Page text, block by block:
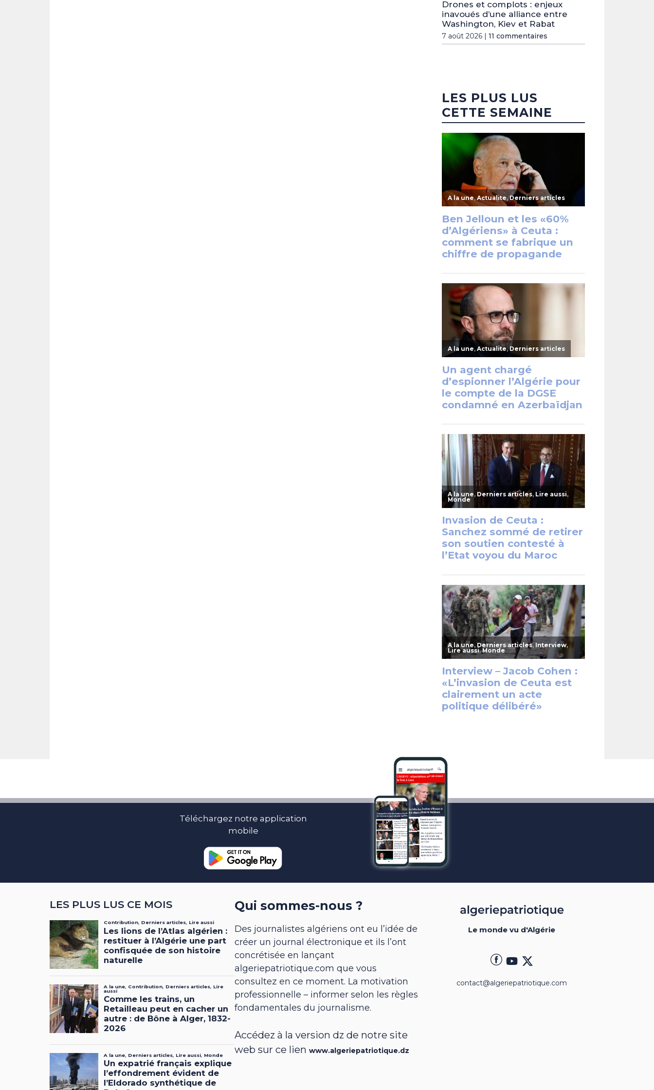
Drones et complots : enjeux
inavoués d’une alliance entre
Washington, Kiev et Rabat
7 août 2026 | 11 commentaires
LES PLUS LUS
CETTE SEMAINE
Téléchargez notre application
mobile
LES PLUS LUS CE MOIS Qui sommes-nous ?
Des journalistes algériens ont eu l’idée de
créer un journal électronique et ils l’ont
concrétisée en lançant
algeriepatriotique.com que vous
consultez en ce moment. La motivation
professionnelle – informer selon les règles
fondamentales du journalisme.
Accédez à la version dz de notre site
web sur ce lienwww.algeriepatriotique.dz
Le monde vu d'Algérie
contact@algeriepatriotique.com